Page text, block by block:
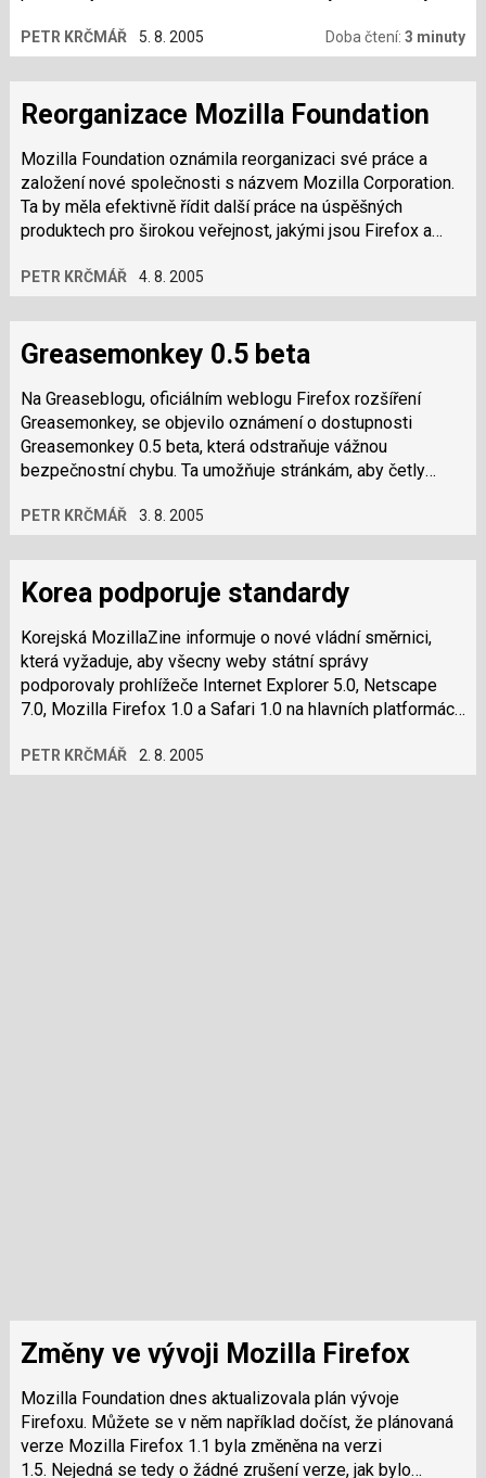
PETR KRČMÁŘ 5. 8. 2005 Doba čtení:3 minuty
Reorganizace Mozilla Foundation
Mozilla Foundation oznámila reorganizaci své práce a
založení nové společnosti s názvem Mozilla Corporation.
Ta by měla efektivně řídit další práce na úspěšných
produktech pro širokou veřejnost, jakými jsou Firefox a
PETR KRČMÁŘ 4. 8. 2005
Greasemonkey 0.5 beta
Na Greaseblogu, oficiálním weblogu Firefox rozšíření
Greasemonkey, se objevilo oznámení o dostupnosti
Greasemonkey 0.5 beta, která odstraňuje vážnou
bezpečnostní chybu. Ta umožňuje stránkám, aby četly
PETR KRČMÁŘ 3. 8. 2005
Korea podporuje standardy
Korejská MozillaZine informuje o nové vládní směrnici,
která vyžaduje, aby všecny weby státní správy
podporovaly prohlížeče Internet Explorer 5.0, Netscape
7.0, Mozilla Firefox 1.0 a Safari 1.0 na hlavních platformách
PETR KRČMÁŘ 2. 8. 2005
Změny ve vývoji Mozilla Firefox
Mozilla Foundation dnes aktualizovala plán vývoje
Firefoxu. Můžete se v něm například dočíst, že plánovaná
verze Mozilla Firefox 1.1 byla změněna na verzi
1.5. Nejedná se tedy o žádné zrušení verze, jak bylo